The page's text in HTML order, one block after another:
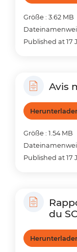
Größe : 3.62 MB
Published at 17
Avis
Größe : 1.54 MB
Published at 17
du